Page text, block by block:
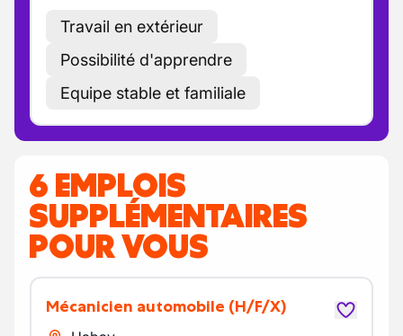
Travail en extérieur
Possibilité d'apprendre
Equipe stable et familiale
6 EMPLOIS
SUPPLÉMENTAIRES
POUR VOUS
Mécanicien automobile (H/F/X)